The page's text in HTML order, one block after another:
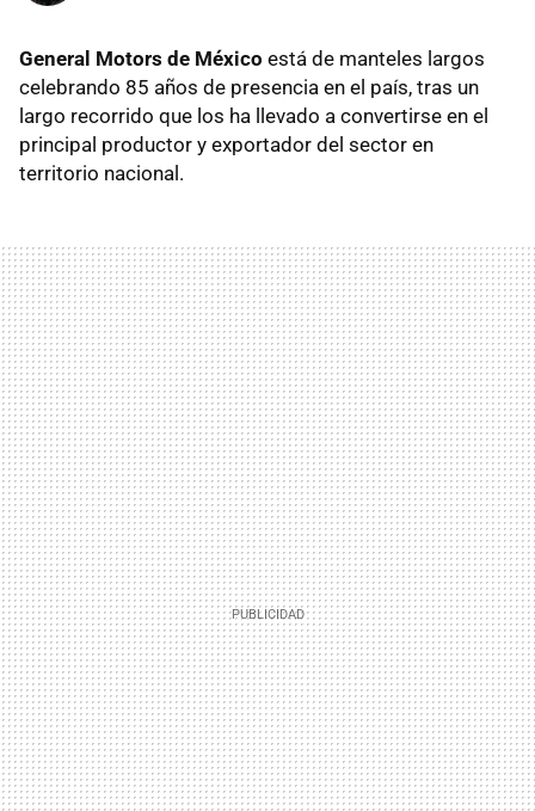
General Motors de México está de manteles largos
celebrando 85 años de presencia en el país, tras un
largo recorrido que los ha llevado a convertirse en el
principal productor y exportador del sector en
territorio nacional.